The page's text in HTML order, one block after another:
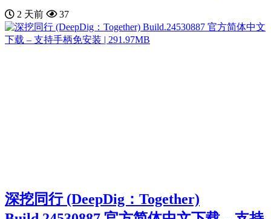
2 天前 37
深挖同行 (DeepDig：Together)